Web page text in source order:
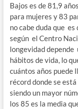
Bajos es de 81,9
para mujeres y 83
no cabe duda que
según el Centro
longevidad depende
hábitos de vida, lo
cuántos años puede
récord donde se
siendo un mayor
los 85 es la media